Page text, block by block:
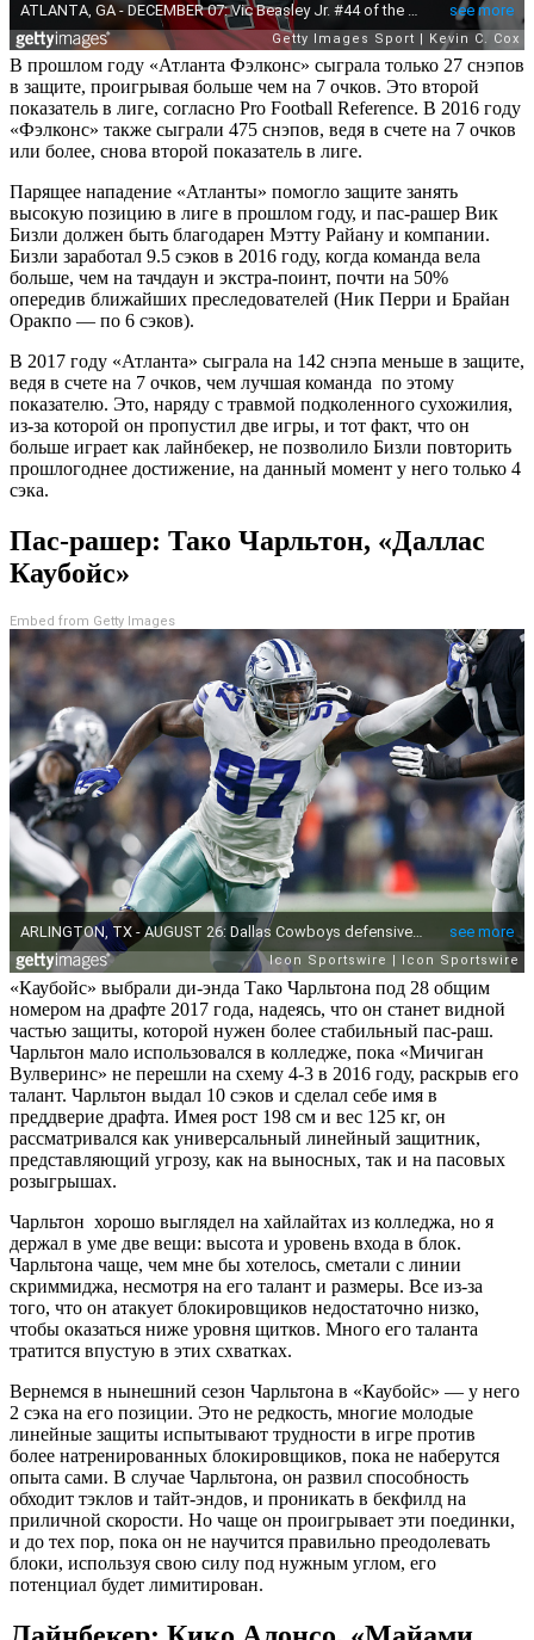
В прошлом году «Атланта Фэлконс» сыграла только 27 снэпов
в защите, проигрывая больше чем на 7 очков. Это второй
показатель в лиге, согласно Pro Football Reference. В 2016 году
«Фэлконс» также сыграли 475 снэпов, ведя в счете на 7 очков
или более, снова второй показатель в лиге.
Парящее нападение «Атланты» помогло защите занять
высокую позицию в лиге в прошлом году, и пас-рашер Вик
Бизли должен быть благодарен Мэтту Райану и компании.
Бизли заработал 9.5 сэков в 2016 году, когда команда вела
больше, чем на тачдаун и экстра-поинт, почти на 50%
опередив ближайших преследователей (Ник Перри и Брайан
Оракпо — по 6 сэков).
В 2017 году «Атланта» сыграла на 142 снэпа меньше в защите,
ведя в счете на 7 очков, чем лучшая команда по этому
показателю. Это, наряду с травмой подколенного сухожилия,
из-за которой он пропустил две игры, и тот факт, что он
больше играет как лайнбекер, не позволило Бизли повторить
прошлогоднее достижение, на данный момент у него только 4
сэка.
Пас-рашер: Тако Чарльтон, «Даллас
Каубойс»
Embed from Getty Images
«Каубойс» выбрали ди-энда Тако Чарльтона под 28 общим
номером на драфте 2017 года, надеясь, что он станет видной
частью защиты, которой нужен более стабильный пас-раш.
Чарльтон мало использовался в колледже, пока «Мичиган
Вулверинс» не перешли на схему 4-3 в 2016 году, раскрыв его
талант. Чарльтон выдал 10 сэков и сделал себе имя в
преддверие драфта. Имея рост 198 см и вес 125 кг, он
рассматривался как универсальный линейный защитник,
представляющий угрозу, как на выносных, так и на пасовых
розыгрышах.
Чарльтон хорошо выглядел на хайлайтах из колледжа, но я
держал в уме две вещи: высота и уровень входа в блок.
Чарльтона чаще, чем мне бы хотелось, сметали с линии
скриммиджа, несмотря на его талант и размеры. Все из-за
того, что он атакует блокировщиков недостаточно низко,
чтобы оказаться ниже уровня щитков. Много его таланта
тратится впустую в этих схватках.
Вернемся в нынешний сезон Чарльтона в «Каубойс» — у него
2 сэка на его позиции. Это не редкость, многие молодые
линейные защиты испытывают трудности в игре против
более натренированных блокировщиков, пока не наберутся
опыта сами. В случае Чарльтона, он развил способность
обходит тэклов и тайт-эндов, и проникать в бекфилд на
приличной скорости. Но чаще он проигрывает эти поединки,
и до тех пор, пока он не научится правильно преодолевать
блоки, используя свою силу под нужным углом, его
потенциал будет лимитирован.